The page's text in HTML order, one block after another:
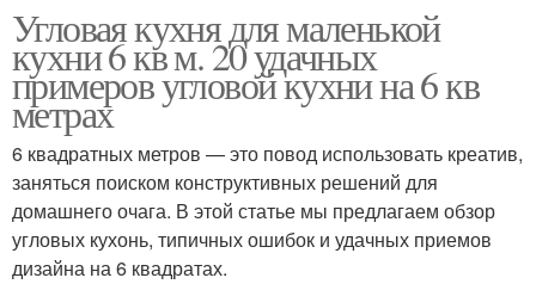
Угловая кухня для маленькой
кухни 6 кв м. 20 удачных
примеров угловой кухни на 6 кв
метрах
6 квадратных метров — это повод использовать креатив,
заняться поиском конструктивных решений для
домашнего очага. В этой статье мы предлагаем обзор
угловых кухонь, типичных ошибок и удачных приемов
дизайна на 6 квадратах.